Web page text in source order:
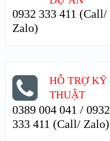
0932 333 411 (Call/
Zalo)
HỖ TRỢ KỸ
THUẬT
0389 004 041 / 0932
333 411 (Call/ Zalo)